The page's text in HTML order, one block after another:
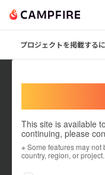
プロジェクトを掲載する
This site is available
continuing, please
※ Some features may
country, region, or project.